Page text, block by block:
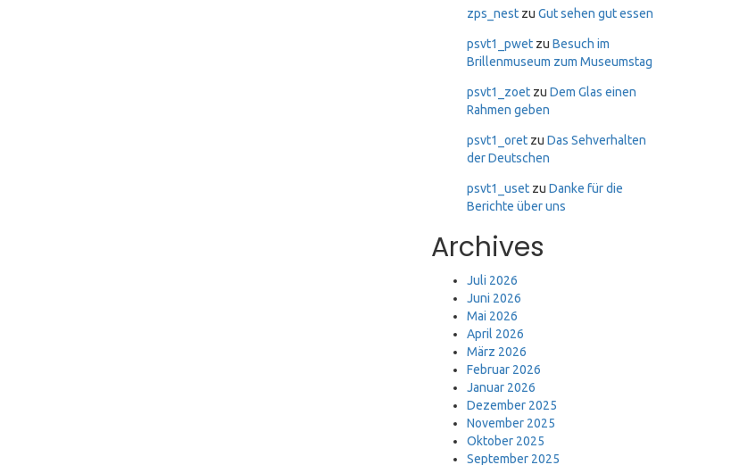
zps_nestzu Gut sehen gut essen
psvt1_pwetzu Besuch im
Brillenmuseum zum Museumstag
psvt1_zoetzu Dem Glas einen
Rahmen geben
psvt1_oretzu Das Sehverhalten
der Deutschen
psvt1_usetzu Danke für die
Berichte über uns
Archives
Juli 2026
Juni 2026
Mai 2026
April 2026
März 2026
Februar 2026
Januar 2026
Dezember 2025
November 2025
Oktober 2025
September 2025